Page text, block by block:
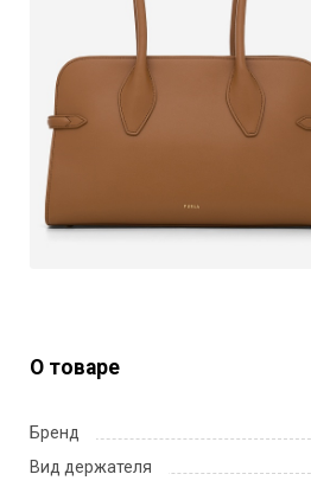
О товаре
Бренд
Вид держателя